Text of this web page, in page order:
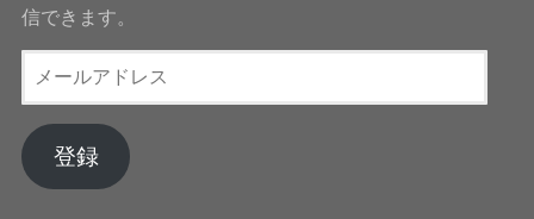
信できます。
ー
ア
ド
登録